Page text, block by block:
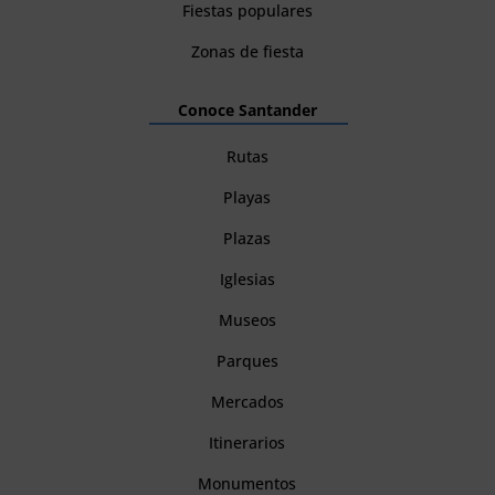
Fiestas populares
Zonas de fiesta
Conoce Santander
Rutas
Playas
Plazas
Iglesias
Museos
Parques
Mercados
Itinerarios
Monumentos